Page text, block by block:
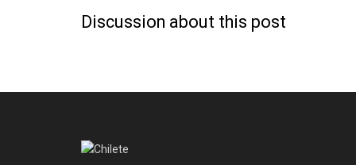
Discussion about this post